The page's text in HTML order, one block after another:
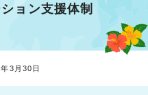
ョン支援体制
3月30日